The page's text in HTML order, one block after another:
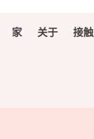
家 关于 接触